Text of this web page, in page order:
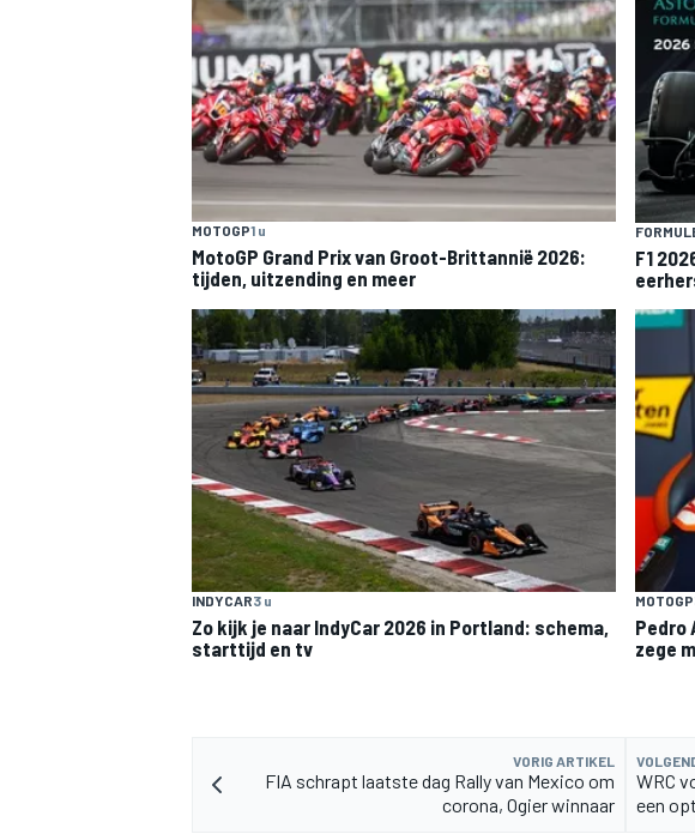
MOTOGP1 u
MotoGP Grand Prix van Groot-Brittannië 2026:
tijden, uitzending en meer
F1
INDYCAR3 u
Zo kijk je naar IndyCar 2026 in Portland: schema,
starttijd en tv
MOTOGP
Pedro
zege
VORIG ARTIKEL
FIA schrapt laatste dag Rally van Mexico om
corona, Ogier winnaar
WRC
een